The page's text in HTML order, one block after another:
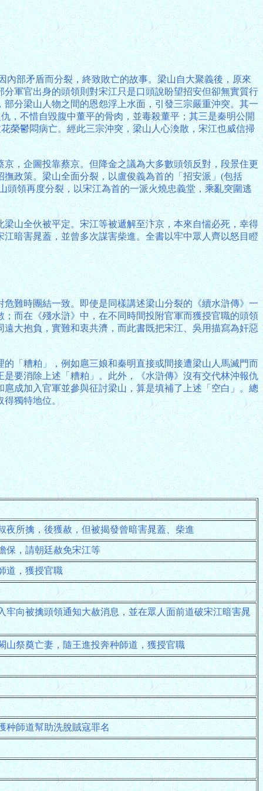
部矛盾而分裂，終致敗亡的故事。梁山自大聚義後，原來
軍官出身的頭領則對宋江只是口頭說盼望招安但卻無實質行
分梁山人物之間的恩怨浮上水面，引發三宗嚴重沖突。其一
，不惜自毀腹中董平的骨肉，並毒殺董平；其三是秦明公開
榮鬱悶病亡。經此三宗沖突，梁山人心渙散，宋江也威信掃
，企圖投靠蔡京。但降金之議為大多數頭領反對，段景住更
政策。梁山全面分裂，以盧俊義為首的「招安派」(包括
頭領再度分裂，以宋江為首的一派火燒忠義堂，乘亂突圍逃
山全伙被平定。宋江等被遞解至汴京，本來自惴必死，幸得
暗害晁蓋，並曾多次謀害柴進。全書以牢中眾人齊以怒目瞪
難時團結一致。即使是同樣講述梁山分裂的《續水滸傳》一
而在《殘水滸》中，在不同時間投附官軍而獲授官職的頭領
大抱負，實難和衷共濟，而此書既把宋江、吳用描寫為奸惡
「糟粕」，例如扈三娘和秦明直接或間接遭梁山人馬滅門而
要消除上述「糟粕」。此外，《水滸傳》沒有交代林沖報仇
成加入官軍並參與征討梁山，算是填補了上述「空白」。總
得獨特地位。
夜所擒，後獲赦，但被揭發曾暗害晁蓋、柴進
保，請朝廷赦免宋江等
道，獲授官職
向被擒頭領通知大赦消息，並在眾人面前道破宋江暗害晁
山祭奠亡妻，隨王進投奔种師道，獲授官職
种師道幫助洗脫賊寇罪名